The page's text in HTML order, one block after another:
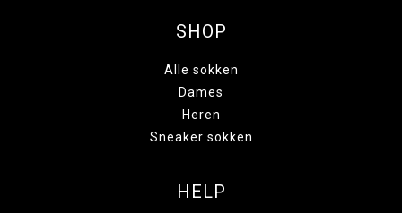
SHOP
Alle sokken
Dames
Heren
Sneaker sokken
HELP